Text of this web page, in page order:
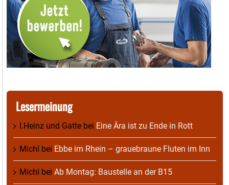
Lesermeinung
I.Heinz und Gatte bei Eine Ära ist zu Ende in Rott
Michl bei Ebbe im Rhein – grauebraune Fluten im Inn
Michl bei Ab Montag: Baustelle an der B15